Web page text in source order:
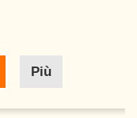
Più